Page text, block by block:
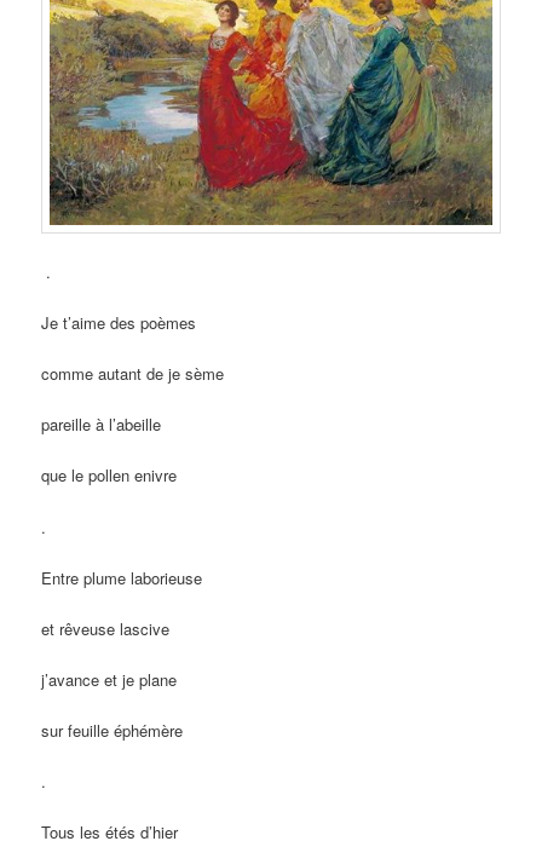
.
Je t’aime des poèmes
comme autant de je sème
pareille à l’abeille
que le pollen enivre
.
Entre plume laborieuse
et rêveuse lascive
j’avance et je plane
sur feuille éphémère
.
Tous les étés d’hier